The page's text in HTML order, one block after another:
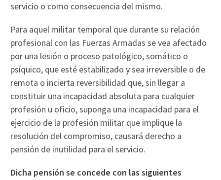
servicio o como consecuencia del mismo.
Para aquel militar temporal que durante su relación
profesional con las Fuerzas Armadas se vea afectado
por una lesión o proceso patológico, somático o
psíquico, que esté estabilizado y sea irreversible o de
remota o incierta reversibilidad que, sin llegar a
constituir una incapacidad absoluta para cualquier
profesión u oficio, suponga una incapacidad para el
ejercicio de la profesión militar que implique la
resolución del compromiso, causará derecho a
pensión de inutilidad para el servicio.
Dicha pensión se concede con las siguientes